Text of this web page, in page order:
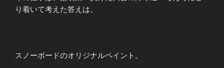
り着いて考えた答えは、
スノーボードのオリジナルペイント。